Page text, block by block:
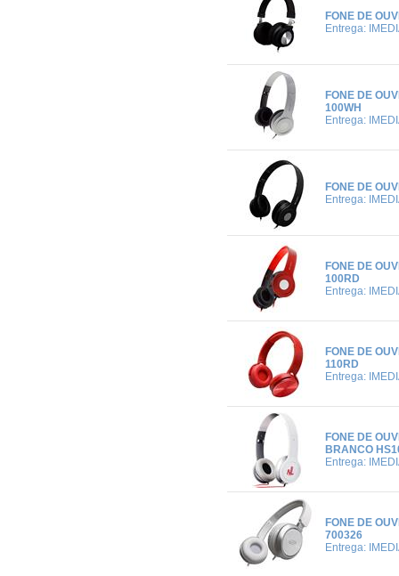
FONE DE
Entrega:
FONE DE
100WH
Entrega:
FONE DE
Entrega:
FONE DE
100RD
Entrega:
FONE DE
110RD
Entrega:
FONE DE
BRANCO
Entrega:
FONE DE
700326
Entrega: